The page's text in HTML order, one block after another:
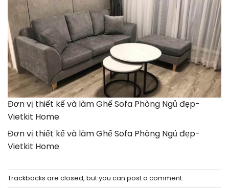
Đơn vị thiết kế và làm Ghế Sofa Phòng Ngủ đẹp-
Vietkit Home
Đơn vị thiết kế và làm Ghế Sofa Phòng Ngủ đẹp-
Vietkit Home
Trackbacks are closed, but you can post a comment.